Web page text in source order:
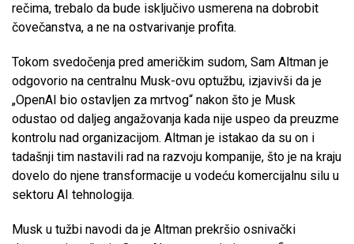
rečima, trebalo da bude isključivo usmerena na dobrobit
čovečanstva, a ne na ostvarivanje profita.
Tokom svedočenja pred američkim sudom, Sam Altman je
odgovorio na centralnu Musk-ovu optužbu, izjavivši da je
„OpenAI bio ostavljen za mrtvog“ nakon što je Musk
odustao od daljeg angažovanja kada nije uspeo da preuzme
kontrolu nad organizacijom. Altman je istakao da su on i
tadašnji tim nastavili rad na razvoju kompanije, što je na kraju
dovelo do njene transformacije u vodeću komercijalnu silu u
sektoru AI tehnologija.
Musk u tužbi navodi da je Altman prekršio osnivački